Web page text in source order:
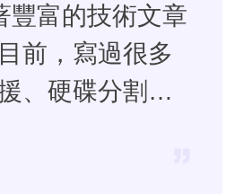
豐富的技術文章
前，寫過很多
、硬碟分割管
相關文章，希